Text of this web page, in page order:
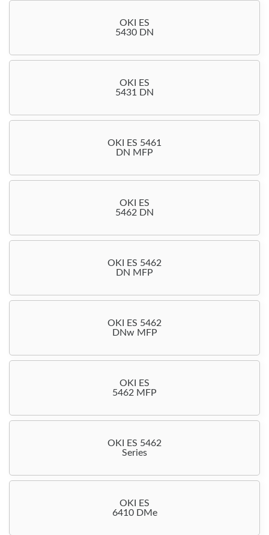
OKI ES
5430 DN
OKI ES
5431 DN
OKI ES 5461
DN MFP
OKI ES
5462 DN
OKI ES 5462
DN MFP
OKI ES 5462
DNw MFP
OKI ES
5462 MFP
OKI ES 5462
Series
OKI ES
6410 DMe